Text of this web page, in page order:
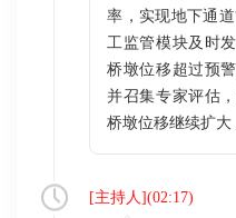
率，实现地下通
工监管模块及时
桥墩位移超过预
并召集专家评估
桥墩位移继续扩大
[主持人](02:17)